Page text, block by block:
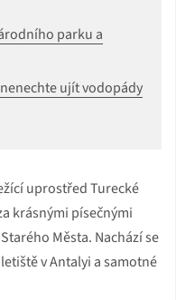
parku a
ujít vodopády
uprostřed Turecké
krásnými písečnými
Města. Nachází se
v Antalyi a samotné